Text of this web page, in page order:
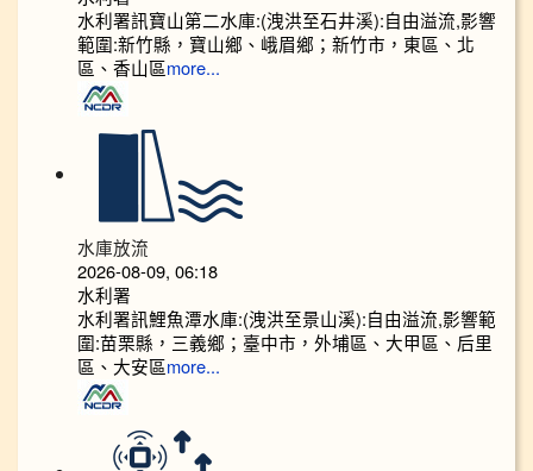
水利署訊寶山第二水庫:(洩洪至石井溪):自由溢流,影響
範圍:新竹縣，寶山鄉、峨眉鄉；新竹市，東區、北
區、香山區more...
水庫放流
2026-08-09, 06:18
水利署
水利署訊鯉魚潭水庫:(洩洪至景山溪):自由溢流,影響範
圍:苗栗縣，三義鄉；臺中市，外埔區、大甲區、后里
區、大安區more...